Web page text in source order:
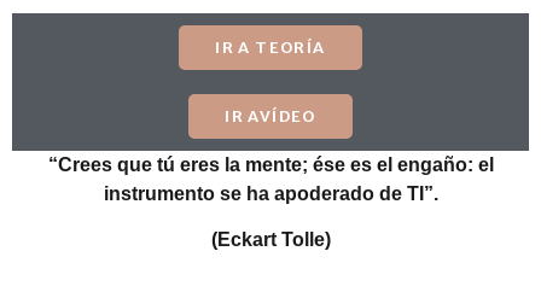
IR A TEORÍA
IR AVÍDEO
“Crees que tú eres la mente; ése es el engaño: el
instrumento se ha apoderado de TI”.
(Eckart Tolle)